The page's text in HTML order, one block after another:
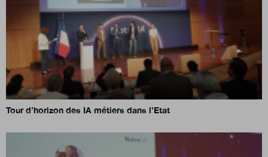
Tour d’horizon des IA métiers dans l’Etat